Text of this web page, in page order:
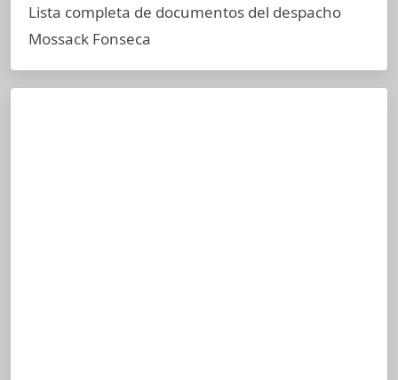
Lista completa de documentos del despacho
Mossack Fonseca